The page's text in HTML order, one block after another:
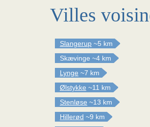
Villes
Slangerup ~5 km
Skævinge ~4 km
Lynge ~7 km
Ølstykke ~11 km
Stenløse ~13 km
Hillerød ~9 km